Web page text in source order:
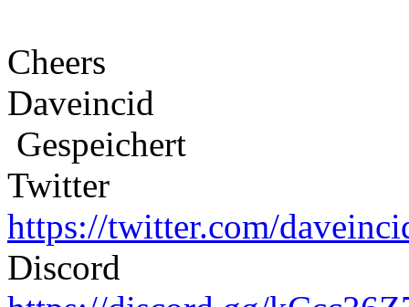
Cheers
Daveincid
Gespeichert
Twitter
https://twitter.com/
Discord